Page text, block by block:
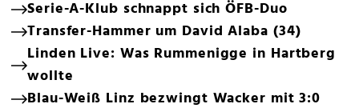
Serie-A-Klub schnappt sich ÖFB-Duo
Transfer-Hammer um David Alaba (34)
Linden Live: Was Rummenigge in Hartberg
wollte
Blau-Weiß Linz bezwingt Wacker mit 3:0